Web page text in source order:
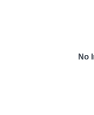
No